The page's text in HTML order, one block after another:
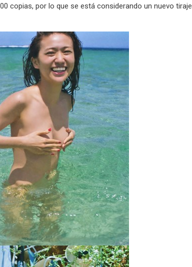
copias, por lo que se está considerando un nuevo tiraje